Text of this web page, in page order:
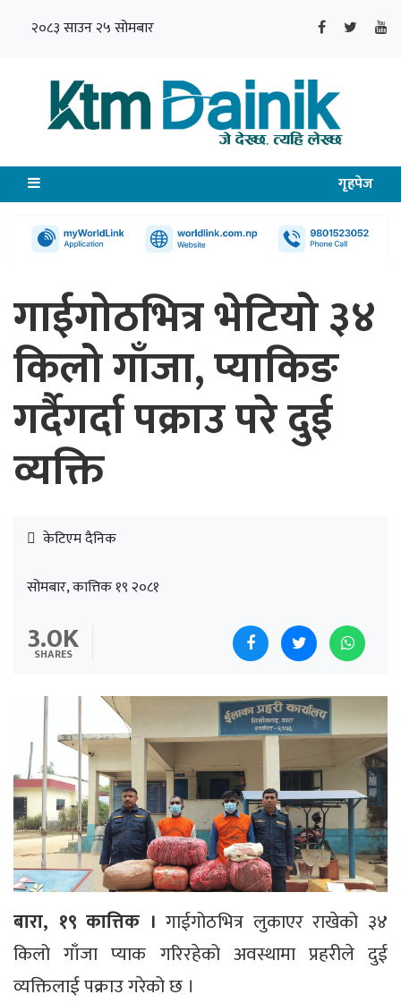
२०८३ साउन २५ सोमबार
गृहपेज
गाईगोठभित्र भेटियो ३४
किलो गाँजा, प्याकिङ
गर्दैगर्दा पक्राउ परे दुई
व्यक्ति
केटिएम दैनिक
सोमबार, कात्तिक १९ २०८१
3.0K
SHARES
बारा, १९ कात्तिक ।गाईगोठभित्र लुकाएर राखेको ३४
किलो गाँजा प्याक गरिरहेको अवस्थामा प्रहरीले दुई
व्यक्तिलाई पक्राउ गरेको छ ।